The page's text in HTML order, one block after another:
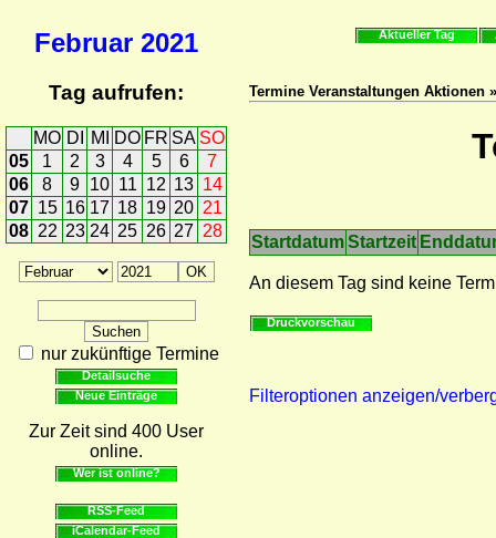
Februar 2021
Tag aufrufen:
MO DI MI DO FR SA SO
05
1 2 3 4 5 6
7
06
8 9 10 11 12 13 14
07 15 16 17 18 19 20 21
08 22 23 24 25 26 27 28
nur zukünftige Termine
Detailsuche
Neue Einträge
Zur Zeit sind 400 User
online.
Wer ist online?
RSS-Feed
iCalendar-Feed
Aktueller Tag
Termine Veranstaltungen Aktionen
StartdatumStartzeit
An diesem Tag sind keine
Druckvorschau
Filteroptionen anzeigen/